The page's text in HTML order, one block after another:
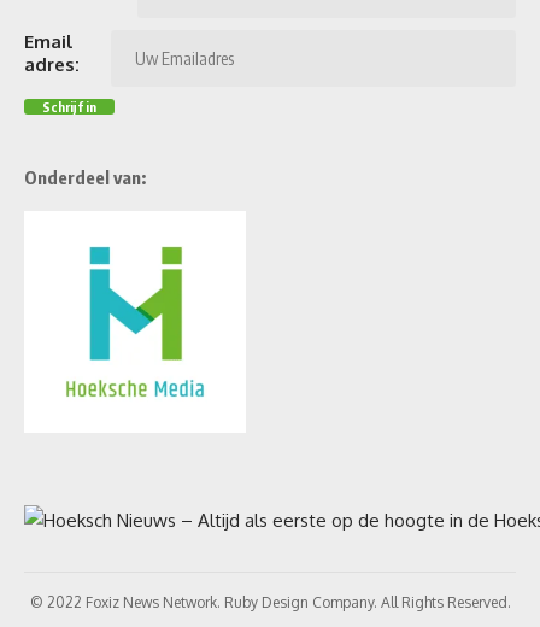
Email
adres:
Onderdeel van:
© 2022 Foxiz News Network. Ruby Design Company. All Rights Reserved.